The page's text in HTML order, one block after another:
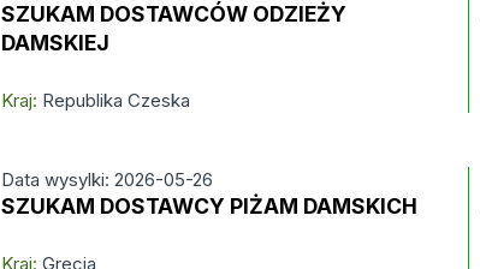
SZUKAM DOSTAWCÓW ODZIEŻY
DAMSKIEJ
Kraj: Republika Czeska
Data wysylki: 2026-05-26
SZUKAM DOSTAWCY PIŻAM DAMSKICH
Kraj: Grecja